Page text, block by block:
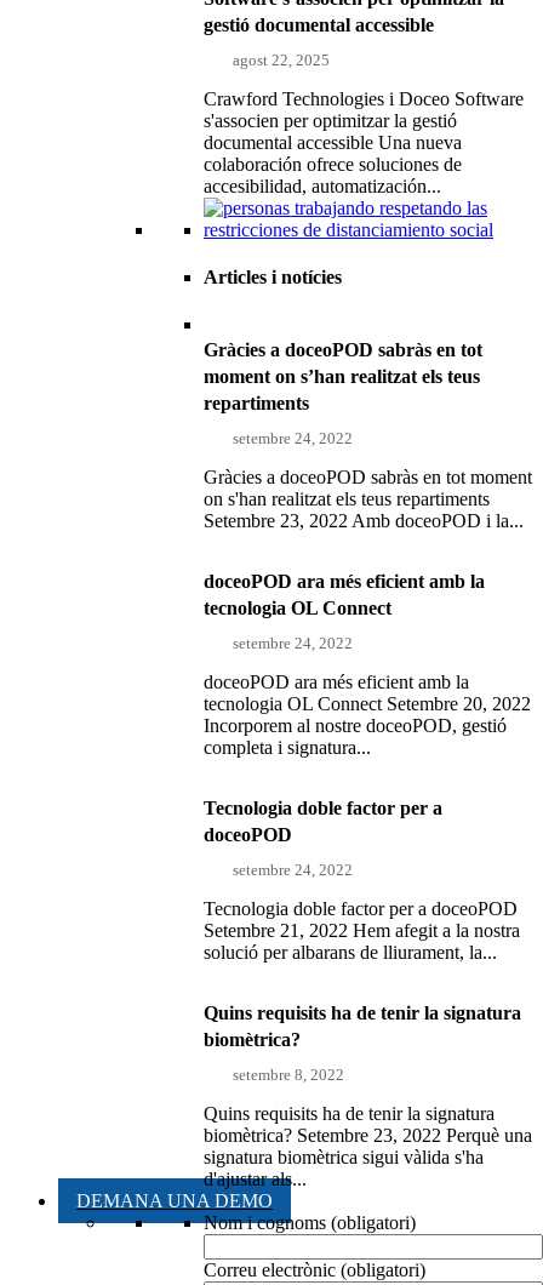
gestió documental accessible
agost 22, 2025
Crawford Technologies i Doceo Software
s'associen per optimitzar la gestió
documental accessible Una nueva
colaboración ofrece soluciones de
accesibilidad, automatización...
Articles i notícies
Gràcies a doceoPOD sabràs en tot
moment on s’han realitzat els teus
repartiments
setembre 24, 2022
Gràcies a doceoPOD sabràs en tot moment
on s'han realitzat els teus repartiments
Setembre 23, 2022 Amb doceoPOD i la...
doceoPOD ara més eficient amb la
tecnologia OL Connect
setembre 24, 2022
doceoPOD ara més eficient amb la
tecnologia OL Connect Setembre 20, 2022
Incorporem al nostre doceoPOD, gestió
completa i signatura...
Tecnologia doble factor per a
doceoPOD
setembre 24, 2022
Tecnologia doble factor per a doceoPOD
Setembre 21, 2022 Hem afegit a la nostra
solució per albarans de lliurament, la...
Quins requisits ha de tenir la signatura
biomètrica?
setembre 8, 2022
Quins requisits ha de tenir la signatura
biomètrica? Setembre 23, 2022 Perquè una
signatura biomètrica sigui vàlida s'ha
d'ajustar als...
DEMANA UNA DEMO
Nom i cognoms (obligatori)
Correu electrònic (obligatori)